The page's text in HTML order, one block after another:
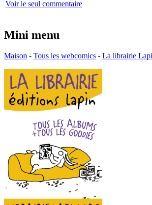
Voir le seul commentaire
Mini menu
Maison - Tous les webcomics - La librairie